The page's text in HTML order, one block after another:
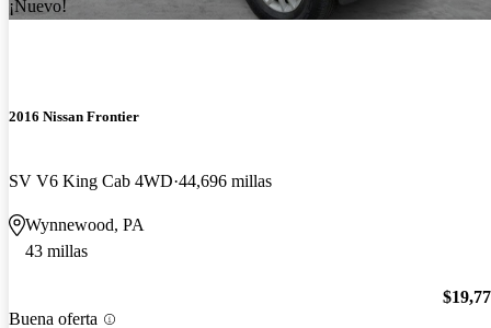
¡Nuevo!
2016 Nissan Frontier
SV V6 King Cab 4WD 44,696 millas
Wynnewood, PA
43 millas
Buena oferta